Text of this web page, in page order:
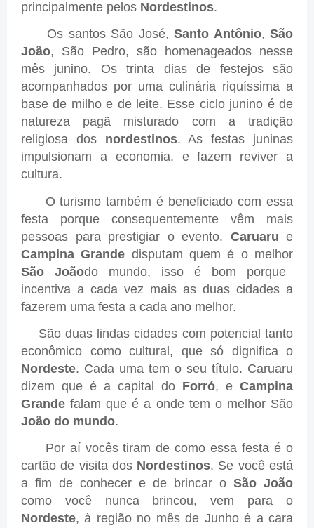
principalmente pelos Nordestinos.
Os santos São José,Santo Antônio,São
João, São Pedro, são homenageados nesse
mês junino. Os trinta dias de festejos são
acompanhados por uma culinária riquíssima a
base de milho e de leite. Esse ciclo junino é de
natureza pagã misturado com a tradição
religiosa dos nordestinos. As festas juninas
impulsionam a economia, e fazem reviver a
cultura.
O turismo também é beneficiado com essa
festa porque consequentemente vêm mais
pessoas para prestigiar o evento. Caruaru e
Campina Grande disputam quem é o melhor
São Joãodo mundo, isso é bom porque
incentiva a cada vez mais as duas cidades a
fazerem uma festa a cada ano melhor.
São duas lindas cidades com potencial tanto
econômico como cultural, que só dignifica o
Nordeste. Cada uma tem o seu título. Caruaru
dizem que é a capital do Forró, e Campina
Grande falam que é a onde tem o melhor São
João do mundo.
Por aí vocês tiram de como essa festa é o
cartão de visita dos Nordestinos. Se você está
a fim de conhecer e de brincar o São João
como você nunca brincou, vem para o
Nordeste, à região no mês de Junho é a cara